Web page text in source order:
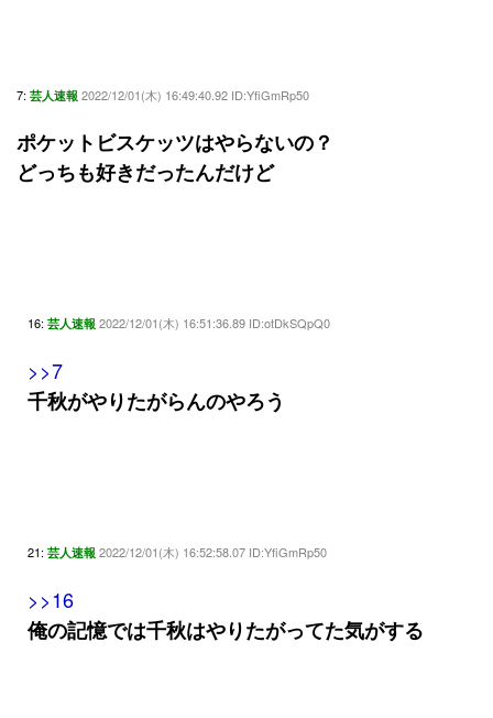
7: 芸人速報 2022/12/01(木) 16:49:40.92 ID:YfiGmRp50
ポケットビスケッツはやらないの？
どっちも好きだったんだけど
16: 芸人速報 2022/12/01(木) 16:51:36.89 ID:otDkSQpQ0
>>7
千秋がやりたがらんのやろう
21: 芸人速報 2022/12/01(木) 16:52:58.07 ID:YfiGmRp50
>>16
俺の記憶では千秋はやりたがってた気がする